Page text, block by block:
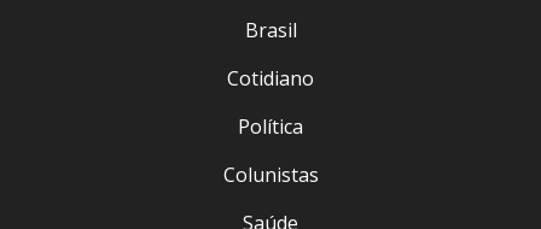
Brasil
Cotidiano
Política
Colunistas
Saúde